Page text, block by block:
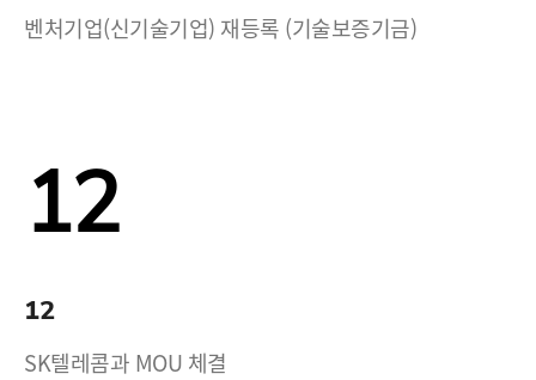
벤처기업(신기술기업) 재등록 (기술보증기금)
12
12
SK텔레콤과 MOU 체결